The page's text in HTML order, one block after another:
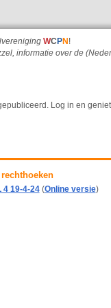
WC PN !
informatie over de
Log in en
4 19-4-24(Online versie)